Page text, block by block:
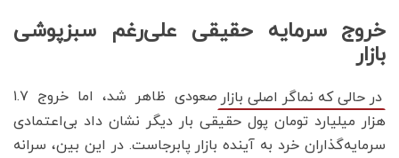
خروج سرمایه حقیقی علی‌رغم سبزپوشی
بازار
در حالی که نماگر اصلی بازار
صعودی ظاهر شد، اما خروج ۱.۷
هزار میلیارد تومان پول حقیقی بار دیگر نشان داد بی‌اعتمادی
سرمایه‌گذاران خرد به آینده بازار پابرجاست. در این بین، سرانه